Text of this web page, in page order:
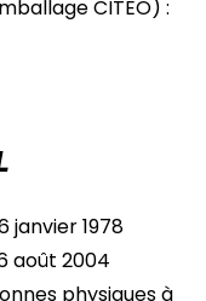
CITEO) :
janvier 1978
août 2004
physiques à